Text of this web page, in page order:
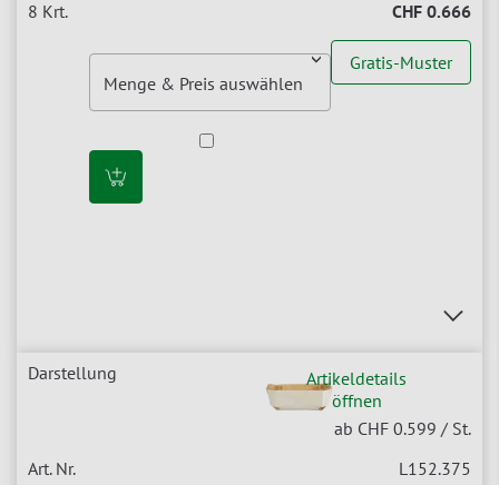
CHF 0.666
Gratis-Muster
Artikeldetails
öffnen
ab CHF 0.599 / St.
L152.375